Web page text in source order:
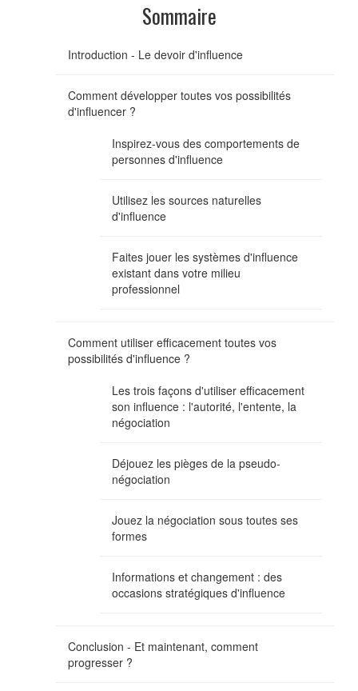
Sommaire
Introduction - Le devoir d'influence
Comment développer toutes vos possibilités
d'influencer ?
Inspirez-vous des comportements de
personnes d'influence
Utilisez les sources naturelles
d'influence
Faites jouer les systèmes d'influence
existant dans votre milieu
professionnel
Comment utiliser efficacement toutes vos
possibilités d'influence ?
Les trois façons d'utiliser efficacement
son influence : l'autorité, l'entente, la
négociation
Déjouez les pièges de la pseudo-
négociation
Jouez la négociation sous toutes ses
formes
Informations et changement : des
occasions stratégiques d'influence
Conclusion - Et maintenant, comment
progresser ?